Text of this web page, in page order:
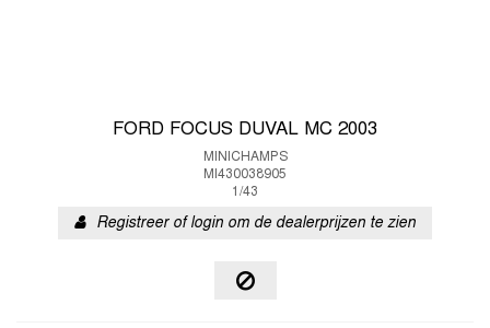
FORD FOCUS DUVAL MC 2003
MINICHAMPS
MI430038905
1/43
Registreer of login om de dealerprijzen te zien